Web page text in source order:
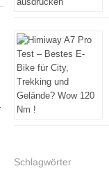
Schlagwörter